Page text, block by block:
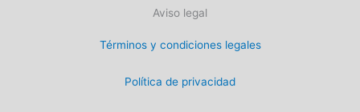
b
o
t
t
r
a
g
r
Aviso legal
Términos y condiciones legales
Política de privacidad